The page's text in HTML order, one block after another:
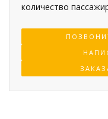
количество